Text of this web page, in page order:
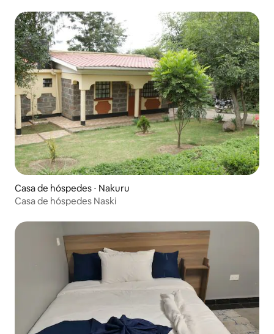
Casa de hóspedes ⋅ Nakuru
Casa de hóspedes Naski